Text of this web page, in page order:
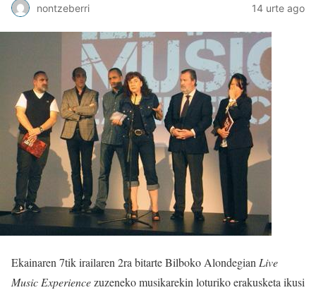
nontzeberri 14 urte ago
Ekainaren 7tik irailaren 2ra bitarte Bilboko Alondegian Live
Music Experiencezuzeneko musikarekin loturiko erakusketa ikusi